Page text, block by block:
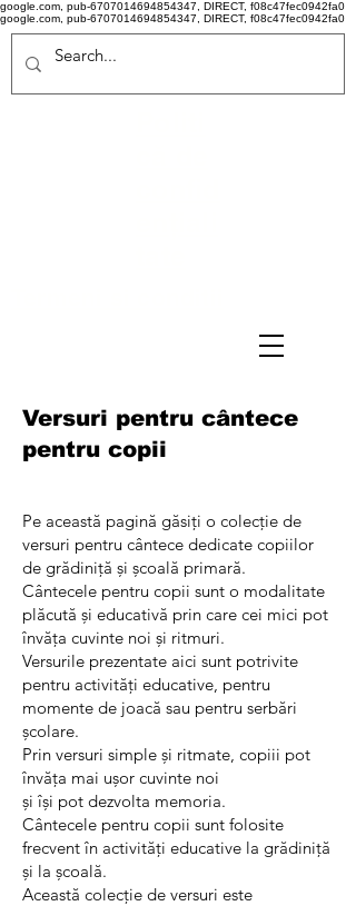
google.com, pub-6707014694854347, DIRECT, f08c47fec0942fa0
google.com, pub-6707014694854347, DIRECT, f08c47fec0942fa0
Versuri pentru cântece
pentru copii
Pe această pagină găsiți o colecție de
versuri pentru cântece dedicate copiilor
de grădiniță și școală primară.
Cântecele pentru copii sunt o modalitate
plăcută și educativă prin care cei mici pot
învăța cuvinte noi și ritmuri.
Versurile prezentate aici sunt potrivite
pentru activități educative, pentru
momente de joacă sau pentru serbări
școlare.
Prin versuri simple și ritmate, copiii pot
învăța mai ușor cuvinte noi
și își pot dezvolta memoria.
Cântecele pentru copii sunt folosite
frecvent în activități educative la grădiniță
și la școală.
Această colecție de versuri este